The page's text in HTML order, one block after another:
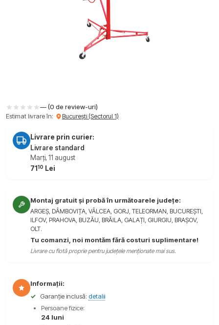
— (0 de review-uri)
Estimat livrare în:
București (Sectorul 1)
Livrare prin curier:
Livrare standard
Marți, 11 august
71 10 Lei
Montaj gratuit și probă în următoarele județe:
ARGEȘ, DÂMBOVIȚA, VÂLCEA, GORJ, TELEORMAN, BUCUREȘTI,
ILFOV, PRAHOVA, BUZĂU, BRĂILA, GALAȚI, GIURGIU, BRAȘOV,
OLT.
Tu comanzi, noi montăm fără costuri suplimentare!
Livrare cu flotă proprie pentru județele menționate mai sus.
Informații:
✓
Garanție inclusă: detalii
Persoane fizice:
24 luni